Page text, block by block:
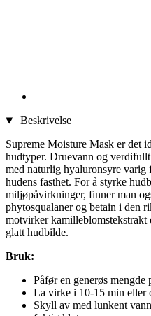
Beskrivelse
Supreme Moisture Mask er det
hudtyper. Druevann og
med naturlig hyaluronsyre
hudens fasthet. For å styrke
miljøpåvirkninger, finner man
phytosqualaner og betain i den
motvirker
glatt hudbilde.
Bruk:
Påfør en generøs mengde
La virke i 10-15 min eller
Skyll av med lunkent